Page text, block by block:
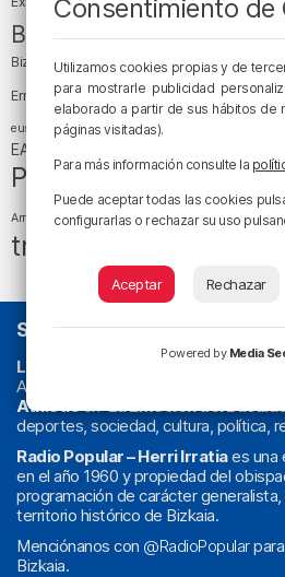
Bizkaia y sus comarcas
Bizkaia
Deusto Diócesis de Bilbao
Ernesto Valverde Ertzaintza
euskera fiestas fútbol
EA Sports
Política
Arriaga tiempotiempo
tráfico en Bizkaia
SOBRE NOSOTROS
La radio sin cadenas
. Desde 1960
Actualidad y
Athletic
deportes, sociedad, cultura, política,
Radio Popular – Herri Irratiaes una
en el año 1960 y propiedad del
programación de carácter
territorio histórico de Bizkaia.
Menciónanos con @RadioPopular
Bizkaia.
Consentimiento de
Utilizamos cookies propias y de
para mostrarle publicidad
elaborado a partir de sus hábitos de
páginas visitadas).
Para más información consulte la
Puede aceptar todas las cookies
configurarlas o rechazar su uso
Aceptar Rechazar
Powered by Media